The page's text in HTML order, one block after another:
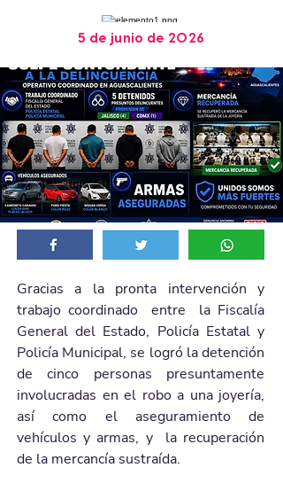
5 de junio de 2026
Gracias a la pronta intervención y
trabajo coordinado  entre  la Fiscalía
General del Estado, Policía Estatal y
Policía Municipal, se logró la detención
de cinco personas presuntamente
involucradas en el robo a una joyería,
así como el aseguramiento de
vehículos y armas, y  la recuperación
de la mercancía sustraída.